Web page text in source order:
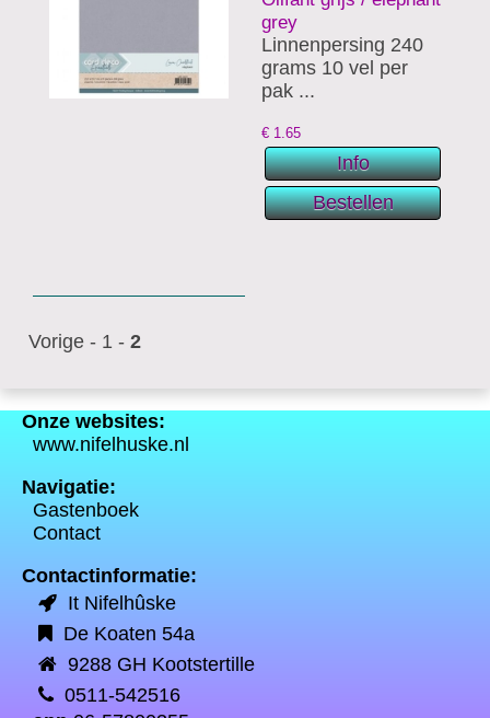
grey
Linnenpersing 240
grams 10 vel per
pak ...
€ 1.65
Vorige - 1 - 2
Onze websites:
www.nifelhuske.nl
Navigatie:
Gastenboek
Contact
Contactinformatie:
It Nifelhûske
De Koaten 54a
9288 GH Kootstertille
0511-542516